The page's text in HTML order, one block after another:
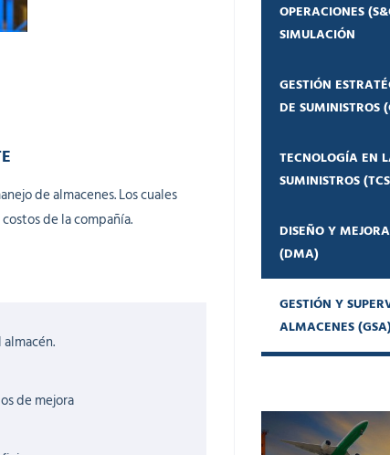
de almacenes. Los cuales
de la compañía.
de mejora
OPERACIONES
SIMULACIÓN
GESTIÓN
DE SUMINISTROS
TECNOLOGÍA EN
SUMINISTROS
DISEÑO Y
(DMA)
GESTIÓN Y
ALMACENES